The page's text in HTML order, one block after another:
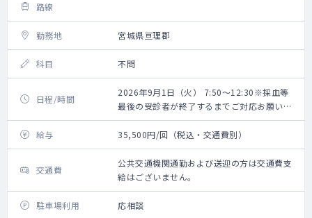
路線
勤務地 宮城県亘理郡
科目 不問
日程/時間
2026年9月1日（火） 7:50～12:30※採血等
最後の受診者が終了するまでご対応お願いい
たします。
給与
35,500円/回（税込・交通費別）
交通費
公共交通機関通勤および送迎の方は交通費支
給はございません。
駐車場利用 応相談